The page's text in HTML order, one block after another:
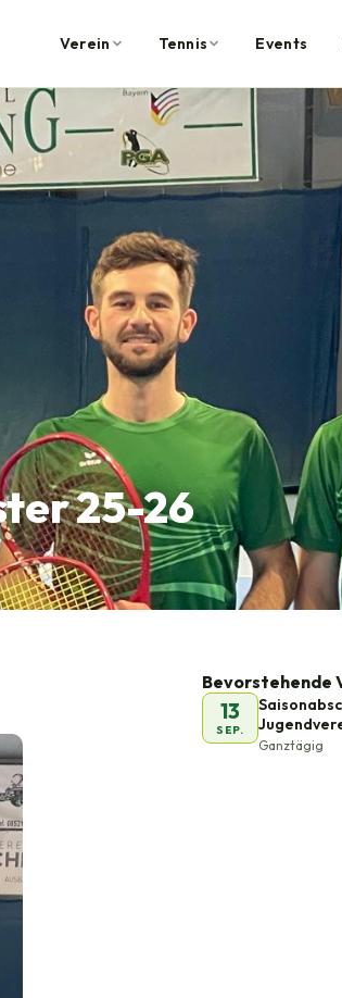
Verein Tennis Events
25-26
Bevorstehende
13
SEP.
Ganztägig